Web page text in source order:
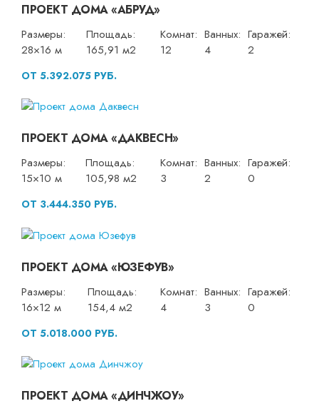
ПРОЕКТ ДОМА «АБРУД»
Размеры:
28×16 м
Площадь:
165,91 м2
Комнат:
12
Ванных:
4
Гаражей:
2
ОТ 5.392.075 РУБ.
ПРОЕКТ ДОМА «ДАКВЕСН»
Размеры:
15×10 м
Площадь:
105,98 м2
Комнат:
3
Ванных:
2
Гаражей:
0
ОТ 3.444.350 РУБ.
ПРОЕКТ ДОМА «ЮЗЕФУВ»
Размеры:
16×12 м
Площадь:
154,4 м2
Комнат:
4
Ванных:
3
Гаражей:
0
ОТ 5.018.000 РУБ.
ПРОЕКТ ДОМА «ДИНЧЖОУ»